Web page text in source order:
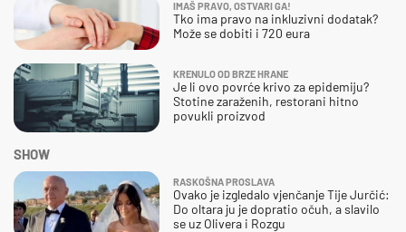
IMAŠ PRAVO, OSTVARI GA!
Tko ima pravo na inkluzivni dodatak?
Može se dobiti i 720 eura
KRENULO OD BRZE HRANE
Je li ovo povrće krivo za epidemiju?
Stotine zaraženih, restorani hitno
povukli proizvod
SHOW
RASKOŠNA PROSLAVA
Ovako je izgledalo vjenčanje Tije Jurčić:
Do oltara ju je dopratio očuh, a slavilo
se uz Olivera i Rozgu